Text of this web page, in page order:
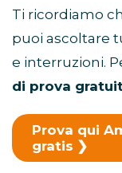
Ti ricordiamo
puoi ascoltare
e interruzioni.
di prova
Prova qui
gratis